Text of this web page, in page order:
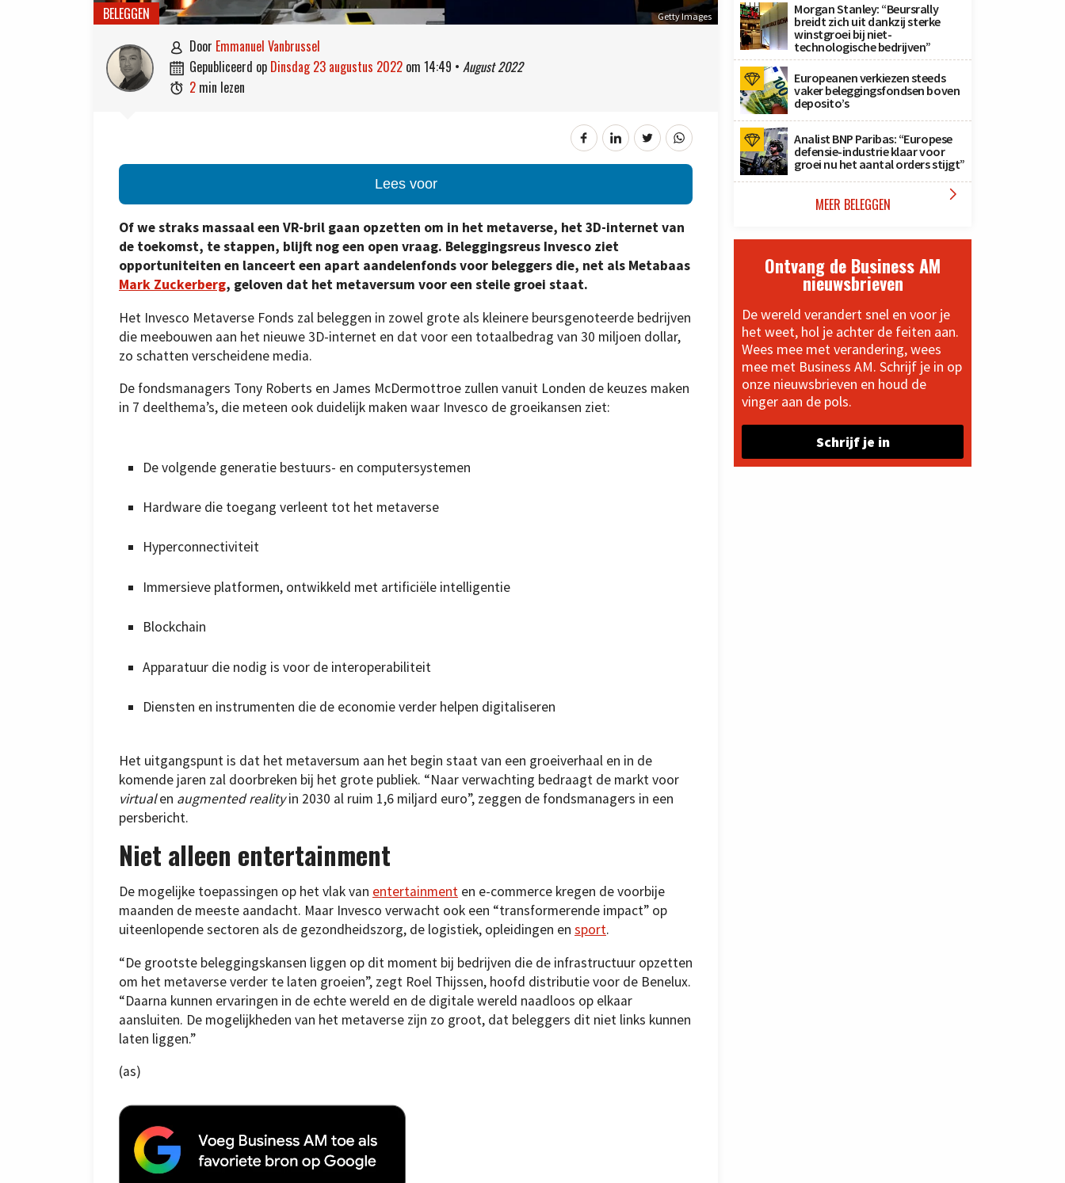
Getty Images
BELEGGEN
 door Emmanuel Vanbrussel
 gepubliceerd op dinsdag 23 augustus 2022 om 14:49 • August 2022
 2 min lezen
Lees voor
Of we straks massaal een VR-bril gaan opzetten om in het metaverse, het 3D-internet van
de toekomst, te stappen, blijft nog een open vraag. Beleggingsreus Invesco ziet
opportuniteiten en lanceert een apart aandelenfonds voor beleggers die, net als Metabaas
Mark Zuckerberg, geloven dat het metaversum voor een steile groei staat.
Het Invesco Metaverse Fonds zal beleggen in zowel grote als kleinere beursgenoteerde bedrijven
die meebouwen aan het nieuwe 3D-internet en dat voor een totaalbedrag van 30 miljoen dollar,
zo schatten verscheidene media.
De fondsmanagers Tony Roberts en James McDermottroe zullen vanuit Londen de keuzes maken
in 7 deelthema’s, die meteen ook duidelijk maken waar Invesco de groeikansen ziet:
De volgende generatie bestuurs- en computersystemen
Hardware die toegang verleent tot het metaverse
Hyperconnectiviteit
Immersieve platformen, ontwikkeld met artificiële intelligentie
Blockchain
Apparatuur die nodig is voor de interoperabiliteit
Diensten en instrumenten die de economie verder helpen digitaliseren
Het uitgangspunt is dat het metaversum aan het begin staat van een groeiverhaal en in de
komende jaren zal doorbreken bij het grote publiek. “Naar verwachting bedraagt de markt voor
virtualen augmented realityin 2030 al ruim 1,6 miljard euro”, zeggen de fondsmanagers in een
persbericht.
Niet alleen entertainment
De mogelijke toepassingen op het vlak van entertainment en e-commerce kregen de voorbije
maanden de meeste aandacht. Maar Invesco verwacht ook een “transformerende impact” op
uiteenlopende sectoren als de gezondheidszorg, de logistiek, opleidingen en sport.
“De grootste beleggingskansen liggen op dit moment bij bedrijven die de infrastructuur opzetten
om het metaverse verder te laten groeien”, zegt Roel Thijssen, hoofd distributie voor de Benelux.
“Daarna kunnen ervaringen in de echte wereld en de digitale wereld naadloos op elkaar
aansluiten. De mogelijkheden van het metaverse zijn zo groot, dat beleggers dit niet links kunnen
laten liggen.”
(as)
Morgan Stanley: “Beursrally
breidt zich uit dankzij sterke
winstgroei bij niet-
technologische bedrijven”
Europeanen verkiezen steeds
vaker beleggingsfondsen boven
deposito’s
Analist BNP Paribas: “Europese
defensie-industrie klaar voor
groei nu het aantal orders stijgt”
MEER BELEGGEN 
Ontvang de Business AM
nieuwsbrieven
De wereld verandert snel en voor je
het weet, hol je achter de feiten aan.
Wees mee met verandering, wees
mee met Business AM. Schrijf je in op
onze nieuwsbrieven en houd de
vinger aan de pols.
Schrijf je in